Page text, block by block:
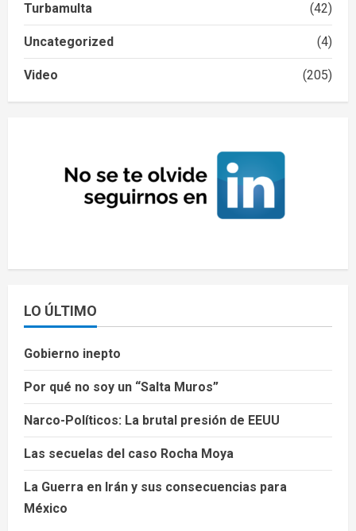
Turbamulta (42)
Uncategorized (4)
Video (205)
LO ÚLTIMO
Gobierno inepto
Por qué no soy un “Salta Muros”
Narco-Políticos: La brutal presión de EEUU
Las secuelas del caso Rocha Moya
La Guerra en Irán y sus consecuencias para
México